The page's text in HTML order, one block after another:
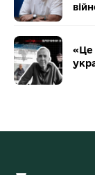
«Це